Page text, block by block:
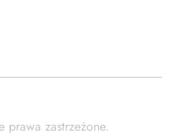
zastrzeżone.